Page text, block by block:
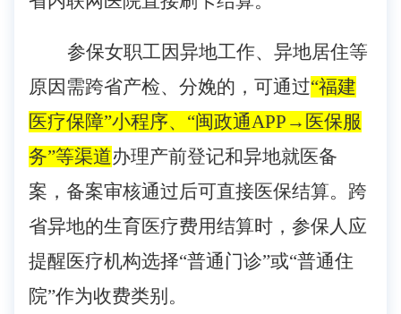
参保女职工因异地工作、异地居住等
原因需跨省产检、分娩的， 可通过“福建
医疗保障”小程序、“闽政通APP → 医保服
务”等渠道办理产前登记和异地就医备
案 ，备案审核通过后可直接医保结算。跨
省异地的生育医疗费用结算时，参保人应
提醒医疗机构选择“普通门诊”或“普通住
院”作为收费类别。